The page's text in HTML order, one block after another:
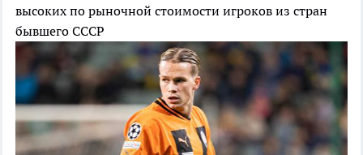
высоких по рыночной стоимости игроков из стран
бывшего СССР